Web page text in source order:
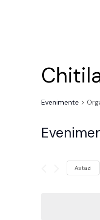
Evenimente
Astazi